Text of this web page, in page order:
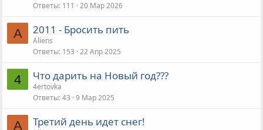
Ответы 111 20 Мар 2026
A 2011 - Бросить пить
Aliens
Ответы 153 22 Апр 2025
4 Что дарить на Новый год???
4ertovka
Ответы 43 9 Мар 2025
A Третий день идет снег!